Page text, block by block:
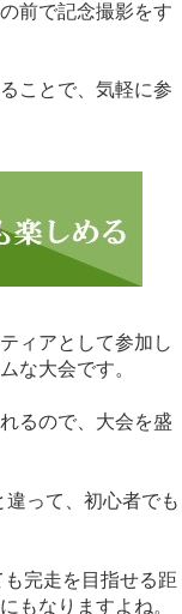
前で記念撮影をす
ことで、気軽に参
ィアとして参加し
な大会です。
るので、大会を盛
って、初心者でも
完走を目指せる距
もなりますよね。